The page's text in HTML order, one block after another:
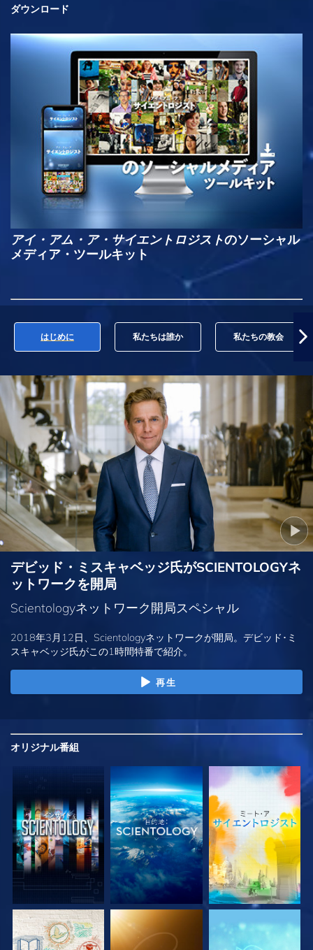
ダウンロード
アイ・アム・ア・サイエントロジストのソーシャル
メディア・ツールキット
はじめに 私たちは誰か 私たちの教会
デビッド・ミスキャベッジ氏がSCIENTOLOGYネ
ットワークを開局
Scientologyネットワーク開局スペシャル
2018年3月12日、Scientologyネットワークが開局。デビッド･ミ
スキャベッジ氏がこの1時間特番で紹介。
再生
オリジナル番組